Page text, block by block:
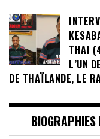
THAI
L’UN
DE THAÏLANDE, LE